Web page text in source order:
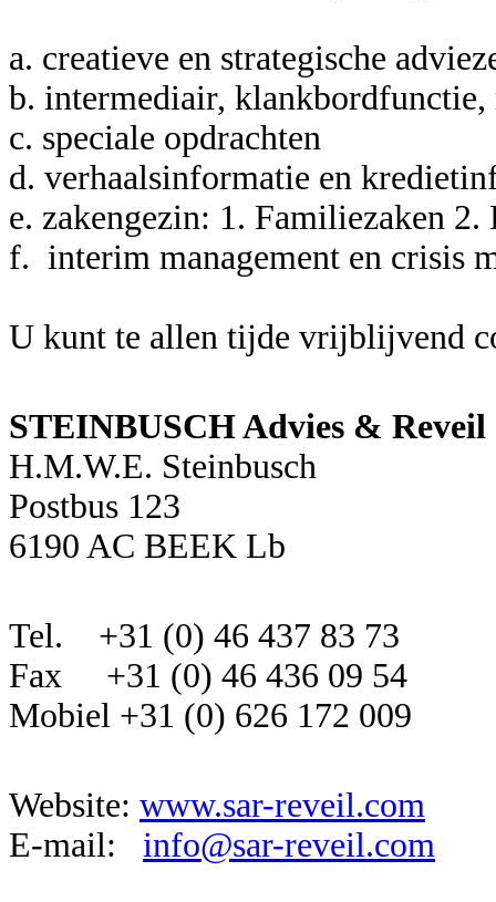
a. creatieve en strategische
b. intermediair, klankbordfunctie,
c. speciale opdrachten
d. verhaalsinformatie en
e. zakengezin: 1. Familiezaken
f. interim management en crisis
U kunt te allen tijde vrijblijvend
STEINBUSCH Advies & Reveil
H.M.W.E. Steinbusch
Postbus 123
6190 AC BEEK Lb
Tel. +31 (0) 46 437 83 73
Fax +31 (0) 46 436 09 54
Mobiel +31 (0) 626 172 009
Website: www.sar-reveil.com
E-mail: info@sar-reveil.com